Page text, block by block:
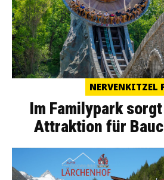
NERVENKITZEL
Im Familypark
Attraktion für